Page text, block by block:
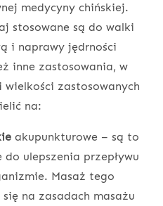
medycyny chińskiej.
stosowane są do walki
i naprawy jędrności
inne zastosowania, w
zastosowanych
na:
akupunkturowe – są to
ulepszenia przepływu
Masaż tego
na zasadach masażu